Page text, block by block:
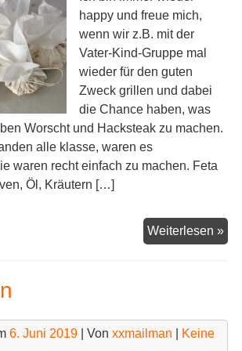
happy und freue mich,
wenn wir z.B. mit der
Vater-Kind-Gruppe mal
wieder für den guten
Zweck grillen und dabei
die Chance haben, was
Worscht und Hacksteak zu machen.
alle klasse, waren es
waren recht einfach zu machen. Feta
Öl, Kräutern […]
Weiterlesen »
6. Juni 2019| Von xxmailman
Keine